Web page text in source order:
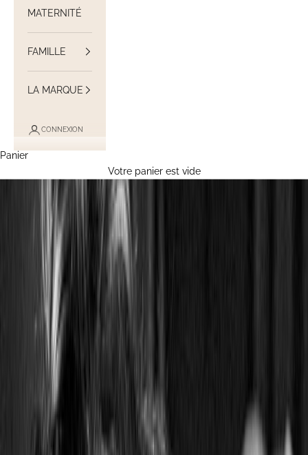
MATERNITÉ
FAMILLE
LA MARQUE
CONNEXION
Panier
Votre panier est vide